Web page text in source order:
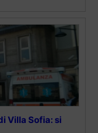
Villa Sofia: si